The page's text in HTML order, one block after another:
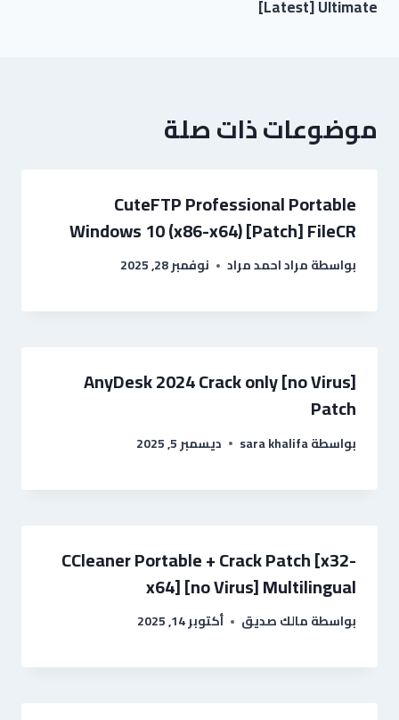
[Latest] Ultimate
موضوعات ذات صلة
CuteFTP Professional Portable
Windows 10 (x86-x64) [Patch] FileCR
بواسطةمراد احمد مراد نوفمبر 28, 2025
AnyDesk 2024 Crack only [no Virus]
Patch
بواسطةsara khalifa ديسمبر 5, 2025
CCleaner Portable + Crack Patch [x32-
x64] [no Virus] Multilingual
بواسطةمالك صديق أكتوبر 14, 2025